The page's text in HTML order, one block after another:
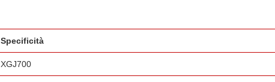
Specificità
XGJ700